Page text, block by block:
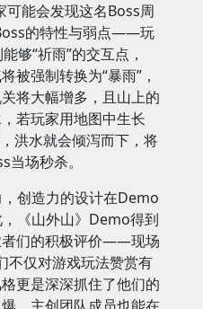
可能会发现这名Boss周
的特性与弱点——玩
够“祈雨”的交互点，
被强制转换为“暴雨”，
将大幅增多，且山上的
若玩家用地图中生长
洪水就会倾泻而下，将
当场秒杀。
创造力的设计在Demo
《山外山》Demo得到
者们的积极评价——现场
不仅对游戏玩法赞赏有
更是深深抓住了他们的